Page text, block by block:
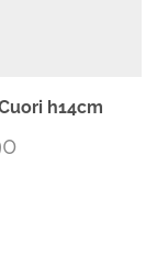
h14cm